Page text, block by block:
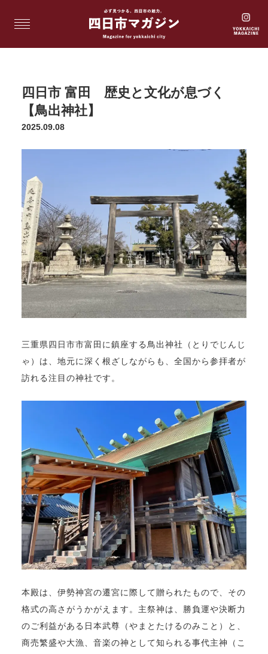
四日市 富田 歴史と文化が息づく
【鳥出神社】
2025.09.08
三重県四日市市富田に鎮座する鳥出神社（とりでじんじ
ゃ）は、地元に深く根ざしながらも、全国から参拝者が
訪れる注目の神社です。
本殿は、伊勢神宮の遷宮に際して贈られたもので、その
格式の高さがうかがえます。主祭神は、勝負運や決断力
のご利益がある日本武尊（やまとたけるのみこと）と、
商売繁盛や大漁、音楽の神として知られる事代主神（こ